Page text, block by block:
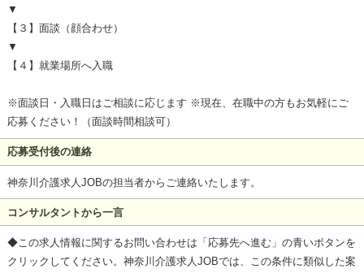
▼
【３】面談（顔合わせ）
▼
【４】就業場所へ入職
※面談日・入職日はご相談に応じます ※現在、在職中の方もお気軽にご
応募ください！（面談時間相談可）
応募受付後の連絡
神奈川介護求人JOBの担当者からご連絡いたします。
コンサルタントから一言
◆この求人情報に関するお問い合わせは「応募先へ進む」の青いボタンを
クリックしてください。神奈川介護求人JOBでは、この条件に類似した案